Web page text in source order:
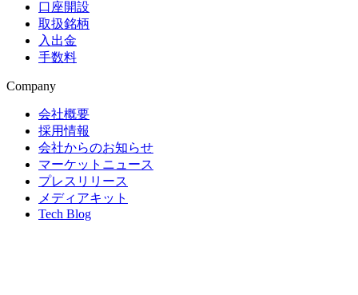
口座開設
取扱銘柄
入出金
手数料
Company
会社概要
採用情報
会社からのお知らせ
マーケットニュース
プレスリリース
メディアキット
Tech Blog